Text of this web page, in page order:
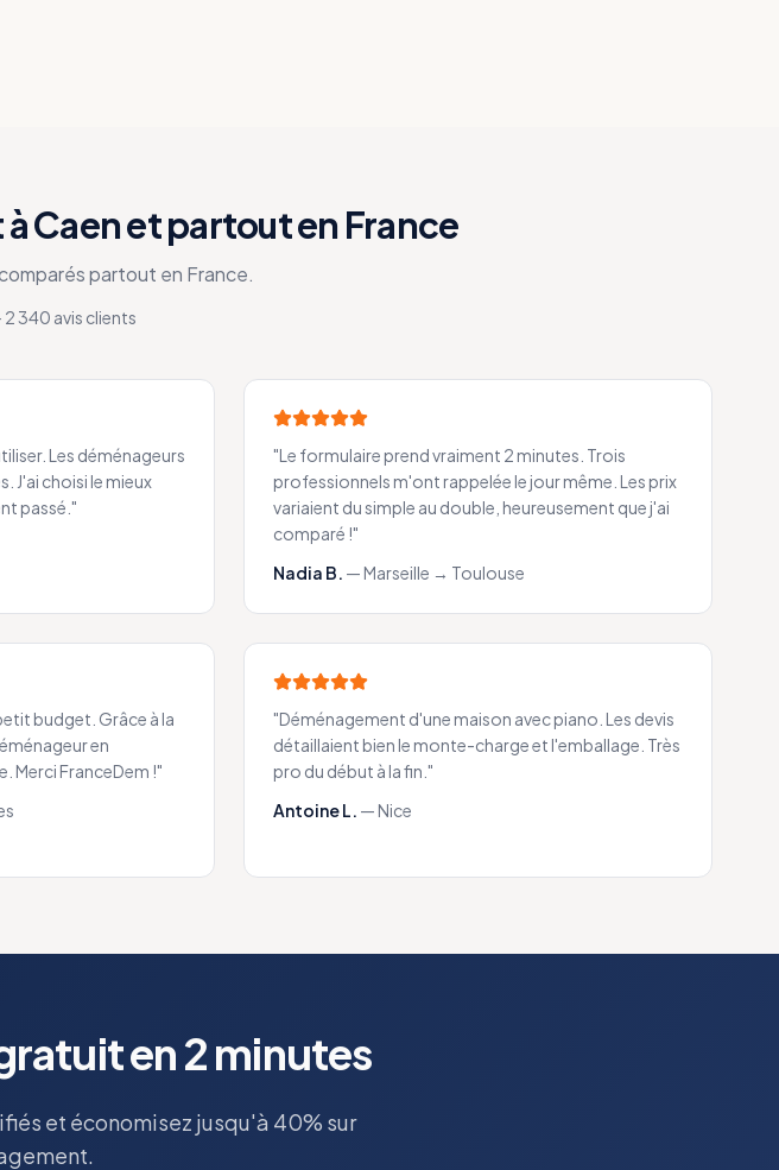
Caen et partout en France
partout en France.
· 2 340 avis clients
Les déménageurs
J'ai choisi le mieux
passé. "
"Le formulaire prend vraiment 2 minutes. Trois
professionnels m'ont rappelée le jour même. Les prix
variaient du simple au double, heureusement que j'ai
comparé !"
Nadia B. —Marseille → Toulouse
budget. Grâce à la
en
Merci FranceDem !"
"Déménagement d'une maison avec piano. Les devis
détaillaient bien le monte-charge et l'emballage. Très
pro du début à la fin."
Antoine L. —Nice
en 2 minutes
et économisez jusqu'à 40% sur